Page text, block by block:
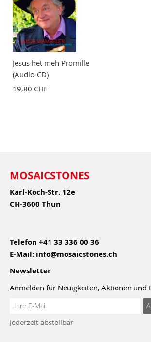
Jesus het meh Promille
(Audio-CD)
19,80 CHF
MOSAICSTONES
Karl-Koch-Str. 12e
CH-3600 Thun
Telefon +41 33 336 00 36
E-Mail: info@mosaicstones.ch
Newsletter
Anmelden für Neuigkeiten, Aktionen und
Anmeldung
Newsletter:
Jederzeit abstellbar